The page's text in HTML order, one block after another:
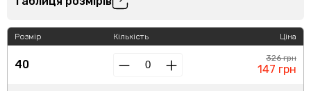
Розмір
40
Кількість Ціна
326 грн
147 грн